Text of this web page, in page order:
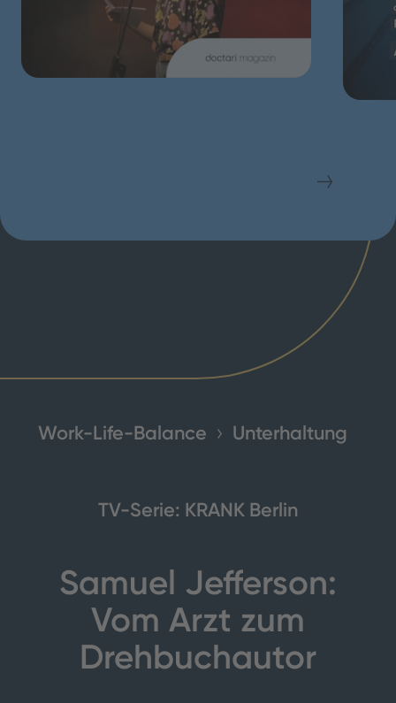
Work-Life-Balance Unterhaltung
TV-Serie: KRANK Berlin
Samuel Jefferson:
Vom Arzt zum
Drehbuchautor